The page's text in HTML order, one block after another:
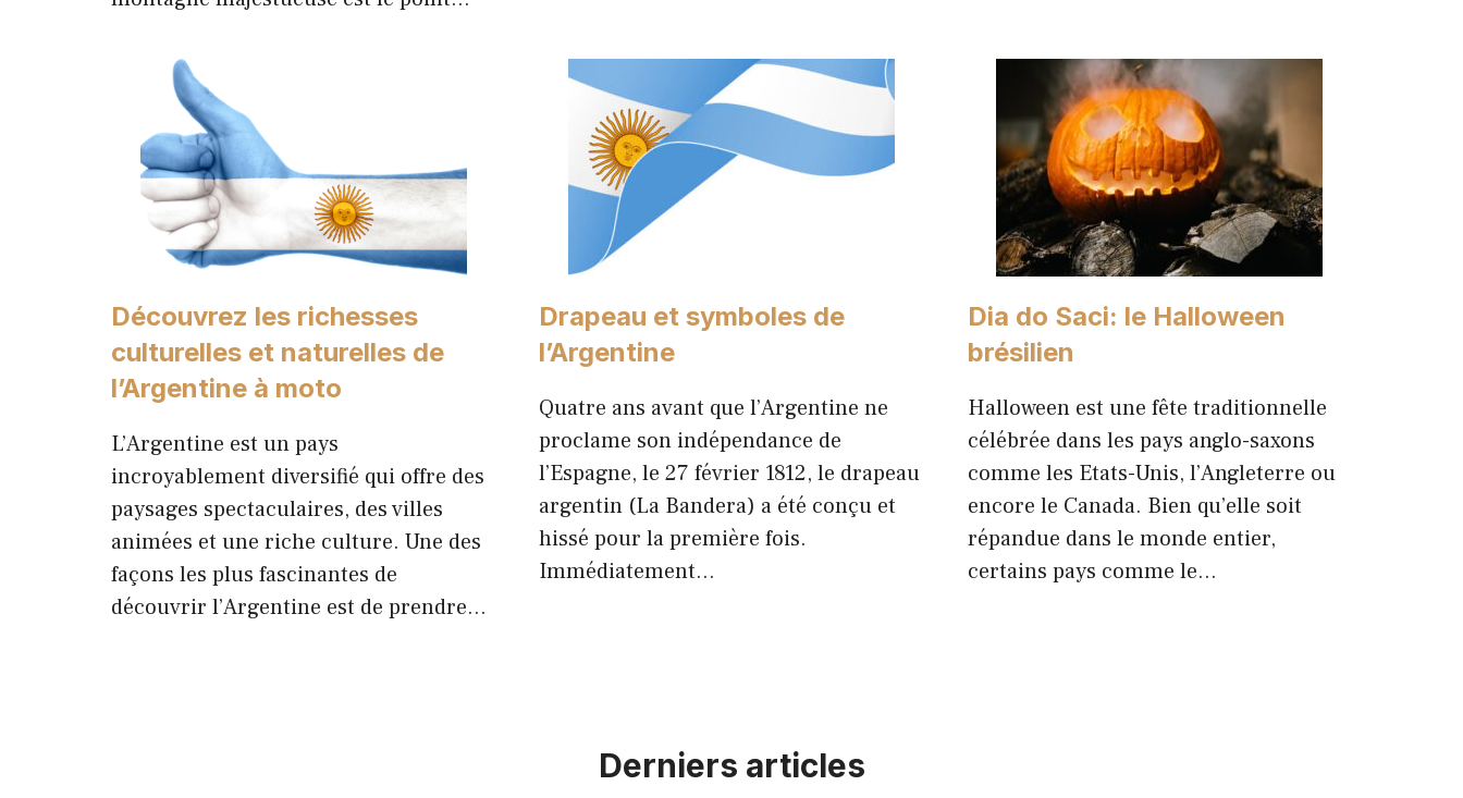
Découvrez les richesses
culturelles et naturelles de
l’Argentine à moto
L’Argentine est un pays
incroyablement diversifié qui offre des
paysages spectaculaires, des villes
animées et une riche culture. Une des
façons les plus fascinantes de
découvrir l’Argentine est de prendre…
Drapeau et symboles de
l’Argentine
Quatre ans avant que l’Argentine ne
proclame son indépendance de
l’Espagne, le 27 février 1812, le drapeau
argentin (La Bandera) a été conçu et
hissé pour la première fois.
Immédiatement…
Dia do Saci: le Halloween
brésilien
Halloween est une fête traditionnelle
célébrée dans les pays anglo-saxons
comme les Etats-Unis, l’Angleterre ou
encore le Canada. Bien qu’elle soit
répandue dans le monde entier,
certains pays comme le…
Derniers articles